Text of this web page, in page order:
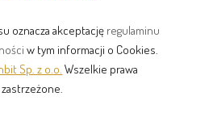
oznacza akceptację regulaminu
w tym informacji o Cookies.
Sp. z o.o. Wszelkie prawa
zastrzeżone.